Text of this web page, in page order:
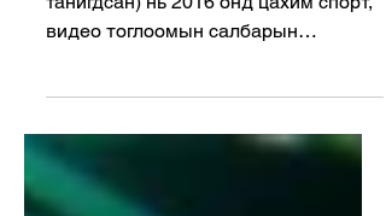
Hero Esports (өмнө нь VSPO нэрээр
байгуулсан компани юм. Үүсгэн
байгуулагчдын дунд Yin Yang болон
Danny Tang нар багтдаг бөгөөд тэд